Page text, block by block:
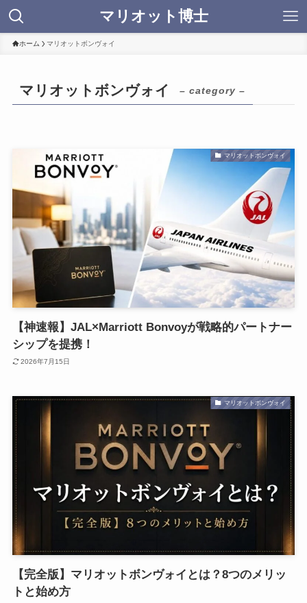
マリオット博士
ホーム マリオットボンヴォイ
マリオットボンヴォイ – category –
マリオットボンヴォイ
【神速報】JAL×Marriott Bonvoyが戦略的パートナー
シップを提携！
2026年7月15日
マリオットボンヴォイ
【完全版】マリオットボンヴォイとは？8つのメリッ
トと始め方